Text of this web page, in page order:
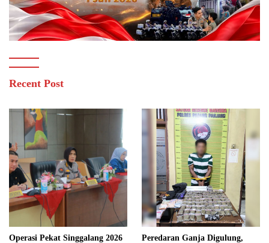
Recent Post
Operasi Pekat Singgalang 2026
Peredaran Ganja Digulung,